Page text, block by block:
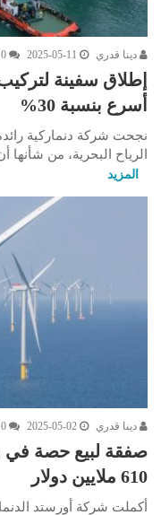
دينا قدري 2025-05-11
0
إطلاق سفينة
أسرع بنسبة 30%
نجحت شركة دنماركية
الرياح البحرية، من
المزيد
دينا قدري 2025-05-02
0
صفقة لبيع حصة في
610 ملايين دولار